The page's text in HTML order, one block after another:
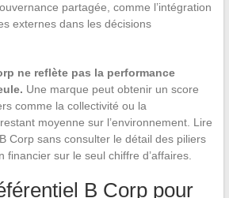
partagée, comme l’intégration
externes dans les décisions
ne reflète pas la performance
Une marque peut obtenir un score
comme la collectivité ou la
moyenne sur l’environnement. Lire
Corp sans consulter le détail des piliers
financier sur le seul chiffre d’affaires.
B Corp pour